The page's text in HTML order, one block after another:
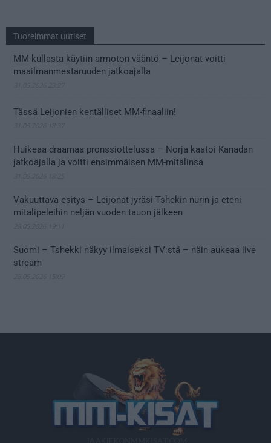
Tuoreimmat uutiset
MM-kullasta käytiin armoton vääntö – Leijonat voitti
maailmanmestaruuden jatkoajalla
Tässä Leijonien kentälliset MM-finaaliin!
Huikeaa draamaa pronssiottelussa – Norja kaatoi Kanadan
jatkoajalla ja voitti ensimmäisen MM-mitalinsa
Vakuuttava esitys – Leijonat jyräsi Tshekin nurin ja eteni
mitalipeleihin neljän vuoden tauon jälkeen
Suomi – Tshekki näkyy ilmaiseksi TV:stä – näin aukeaa live
stream